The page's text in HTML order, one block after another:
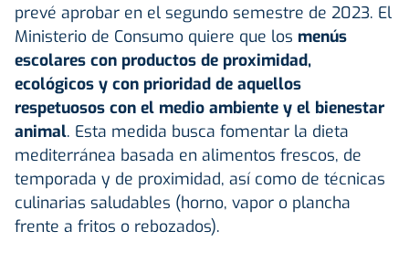
prevé aprobar en el segundo semestre de 2023. El
Ministerio de Consumo quiere que los menús
escolares con productos de proximidad,
ecológicos y con prioridad de aquellos
respetuosos con el medio ambiente y el bienestar
animal. Esta medida busca fomentar la dieta
mediterránea basada en alimentos frescos, de
temporada y de proximidad, así como de técnicas
culinarias saludables (horno, vapor o plancha
frente a fritos o rebozados).